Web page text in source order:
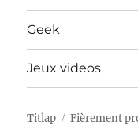
Geek
Jeux videos
Titlap Fièrement